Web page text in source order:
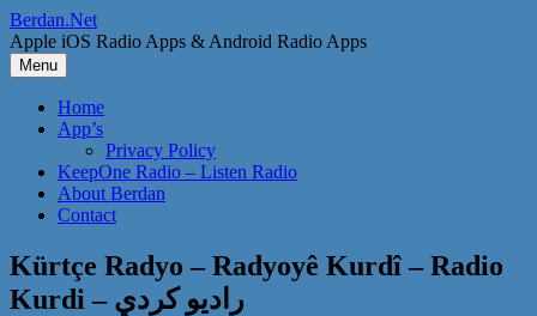
Skip
to
content
Berdan.Net
Apple iOS Radio Apps & Android Radio Apps
Menu
Home
App’s
Privacy Policy
KeepOne Radio – Listen Radio
About Berdan
Contact
Kürtçe Radyo – Radyoyê Kurdî – Radio
Kurdi – راديو كردي